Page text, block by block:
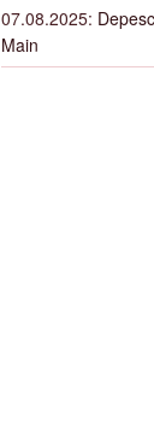
07.08.2025:
Main